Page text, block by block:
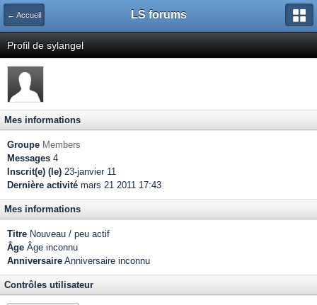
← Accueil LS forums
Profil de sylangel
Mes informations
Groupe Members
Messages 4
Inscrit(e) (le) 23-janvier 11
Dernière activité mars 21 2011 17:43
Mes informations
Titre Nouveau / peu actif
Âge Âge inconnu
Anniversaire Anniversaire inconnu
Contrôles utilisateur